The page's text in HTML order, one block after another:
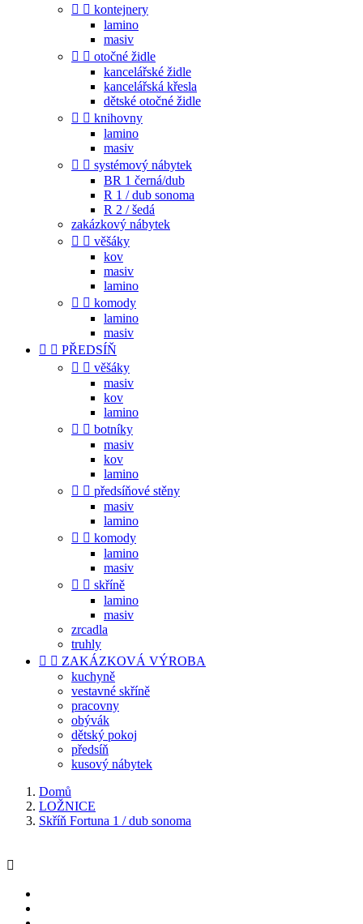
  kontejnery
lamino
masiv
  otočné židle
kancelářské židle
kancelářská křesla
dětské otočné židle
  knihovny
lamino
masiv
  systémový nábytek
BR 1 černá/dub
R 1 / dub sonoma
R 2 / šedá
zakázkový nábytek
  věšáky
kov
masiv
lamino
  komody
lamino
masiv
  PŘEDSÍŇ
  věšáky
masiv
kov
lamino
  botníky
masiv
kov
lamino
  předsíňové stěny
masiv
lamino
  komody
lamino
masiv
  skříně
lamino
masiv
zrcadla
truhly
  ZAKÁZKOVÁ VÝROBA
kuchyně
vestavné skříně
pracovny
obývák
dětský pokoj
předsíň
kusový nábytek
Domů
LOŽNICE
Skříň Fortuna 1 / dub sonoma
